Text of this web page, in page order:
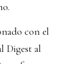
con el
Digest al